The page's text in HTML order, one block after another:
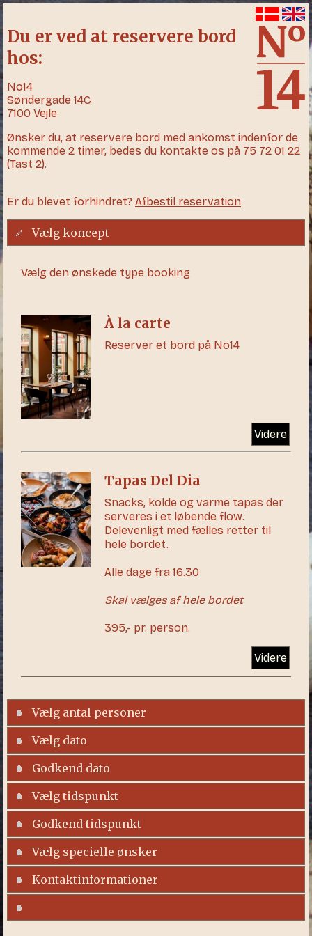
Du er ved at reservere bord
hos:
No14
Søndergade 14C
7100 Vejle
Ønsker du, at reservere bord med ankomst indenfor de
kommende 2 timer, bedes du kontakte os på 75 72 01 22
(Tast 2).
Er du blevet forhindret? Afbestil reservation
Vælg koncept
Vælg den ønskede type booking
À la carte
Reserver et bord på No14
Videre
Tapas Del Dia
Snacks, kolde og varme tapas der
serveres i et løbende flow.
Delevenligt med fælles retter til
hele bordet.
Alle dage fra 16.30
Skal vælges af hele bordet
395,- pr. person.
Videre
Vælg antal personer
Vælg dato
Godkend dato
Vælg tidspunkt
Godkend tidspunkt
Vælg specielle ønsker
Kontaktinformationer